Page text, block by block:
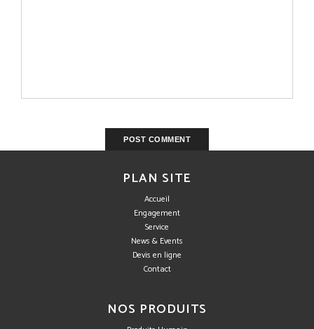
PLAN SITE
Accueil
Engagement
Service
News & Events
Devis en ligne
Contact
NOS PRODUITS